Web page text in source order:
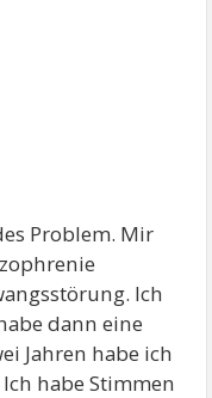
Problem. Mir
Ich
dann eine
Jahren habe ich
habe Stimmen